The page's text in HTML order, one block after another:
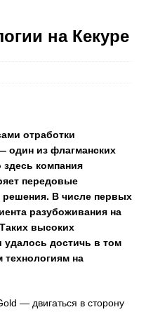
на Кекуре
отработки
один из флагманских
компания
передовые
решения. В числе первых
разубоживания на
высоких
удалось достичь в том
на
— двигаться в сторону